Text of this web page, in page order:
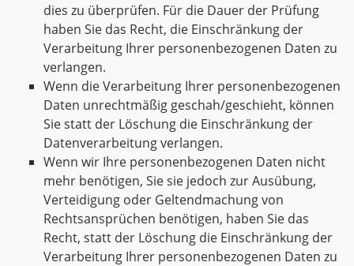
dies zu überprüfen. Für die Dauer der Prüfung
haben Sie das Recht, die Einschränkung der
Verarbeitung Ihrer personenbezogenen Daten zu
verlangen.
Wenn die Verarbeitung Ihrer personenbezogenen
Daten unrechtmäßig geschah/geschieht, können
Sie statt der Löschung die Einschränkung der
Datenverarbeitung verlangen.
Wenn wir Ihre personenbezogenen Daten nicht
mehr benötigen, Sie sie jedoch zur Ausübung,
Verteidigung oder Geltendmachung von
Rechtsansprüchen benötigen, haben Sie das
Recht, statt der Löschung die Einschränkung der
Verarbeitung Ihrer personenbezogenen Daten zu